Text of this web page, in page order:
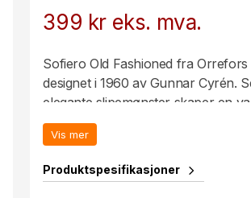
399 kr eks. mva.
Sofiero Old Fashioned fra Orrefors
designet i 1960 av Gunnar Cyrén.
elegante slipemønster skaper en
lysbrytende effekt i krystallglasset.
egner seg godt til servering av
Vis mer
Produktspesifikasjoner